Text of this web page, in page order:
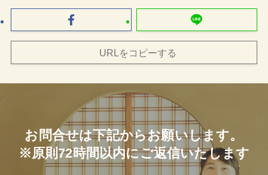
URLをコピーする
お問合せは下記からお願いします。
※原則72時間以内にご返信いたします